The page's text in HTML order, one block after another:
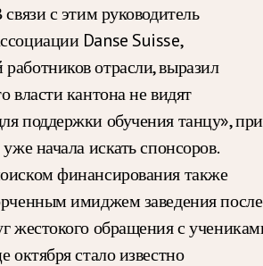
с этим руководитель
Danse Suisse,
отрасли, выразил
власти кантона не видят
поддержки обучения танцу», при
начала искать спонсоров.
финансирования также
имиджем заведения после
жестокого обращения с
октября стало известно